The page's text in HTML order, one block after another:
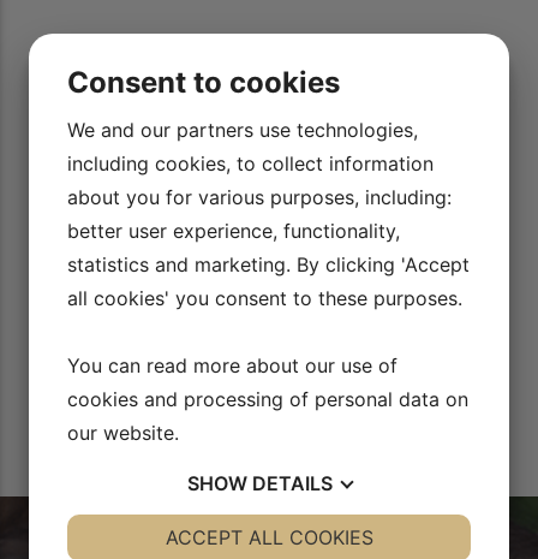
Jeres videoer er helt klart med til at motivere mig til at
træne en masse med min nye unghest. Bor et sted uden ret
meget mulighed for undervisning, så derfor er det fedt at
lære og blive inspireret af videoerne.
Ulla Jensen
Consent to cookies
We and our partners use technologies,
including cookies, to collect information
about you for various purposes, including:
better user experience, functionality,
statistics and marketing. By clicking 'Accept
all cookies' you consent to these purposes.
You can read more about our use of
cookies and processing of personal data on
our website.
SHOW DETAILS
YES NO YES NO
ACCEPT ALL COOKIES